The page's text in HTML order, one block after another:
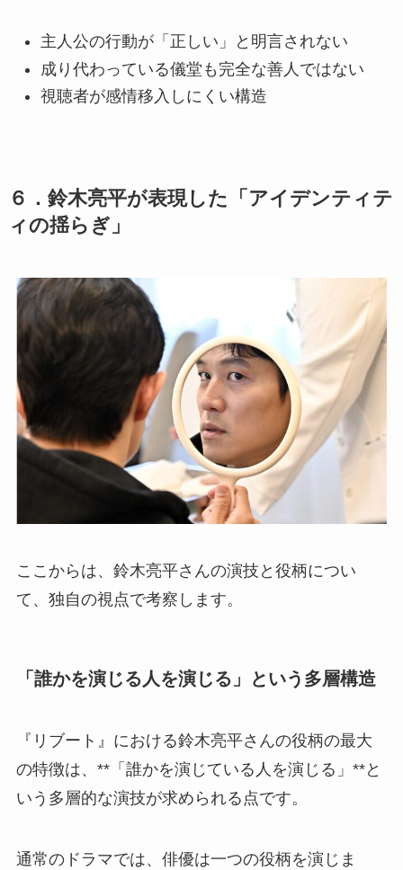
主人公の行動が「正しい」と明言されない
成り代わっている儀堂も完全な善人ではない
視聴者が感情移入しにくい構造
６．鈴木亮平が表現した「アイデンティテ
ィの揺らぎ」
ここからは、鈴木亮平さんの演技と役柄につい
て、独自の視点で考察します。
「誰かを演じる人を演じる」という多層構造
『リブート』における鈴木亮平さんの役柄の最大
の特徴は、**「誰かを演じている人を演じる」**と
いう多層的な演技が求められる点です。
通常のドラマでは、俳優は一つの役柄を演じま